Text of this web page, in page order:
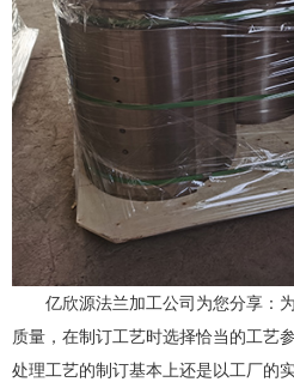
亿欣源法兰加工公司为您分享：
质量，在制订工艺时选择恰当的工艺
处理工艺的制订基本上还是以工厂的